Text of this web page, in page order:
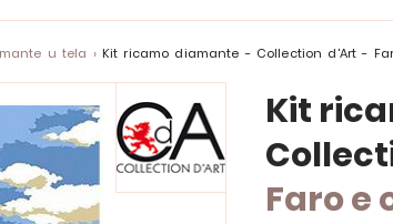
u tela Kit ricamo diamante - Collection d'Art -
Kit
Faro e